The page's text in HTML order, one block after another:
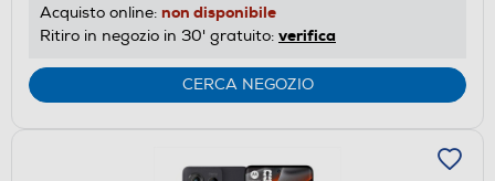
Acquisto online: non disponibile
Ritiro in negozio in 30' gratuito: verifica
CERCA NEGOZIO